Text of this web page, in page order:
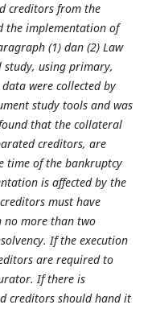
creditors from the
the implementation of
(1) dan (2) Law
using primary,
were collected by
study tools and was
that the collateral
creditors, are
time of the bankruptcy
is affected by the
must have
more than two
If the execution
are required to
If there is
creditors should hand it